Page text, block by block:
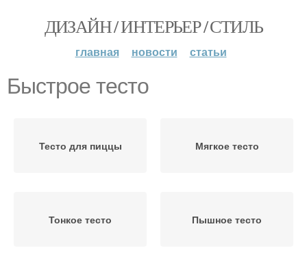
ДИЗАЙН / ИНТЕРЬЕР / СТИЛЬ
главная новости статьи
Быстрое тесто
Тесто для пиццы Мягкое тесто
Тонкое тесто Пышное тесто